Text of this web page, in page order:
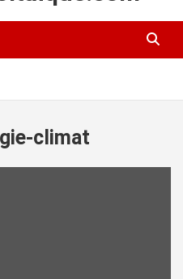
climat